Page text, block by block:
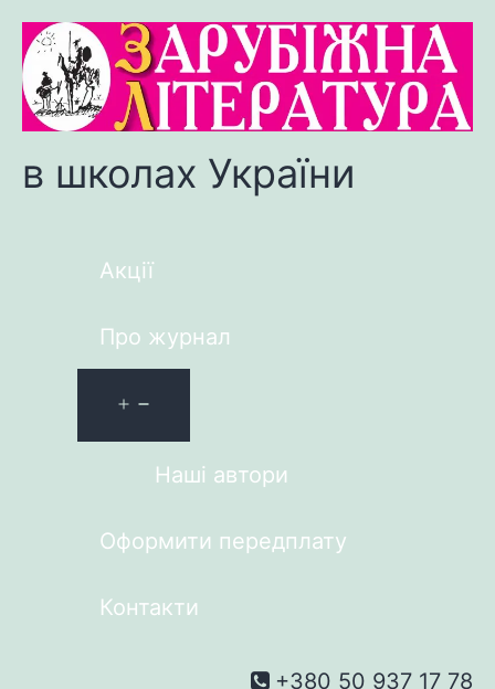
в школах України
Акції
Про журнал
Наші автори
Оформити передплату
Контакти
+380 50 937 17 78